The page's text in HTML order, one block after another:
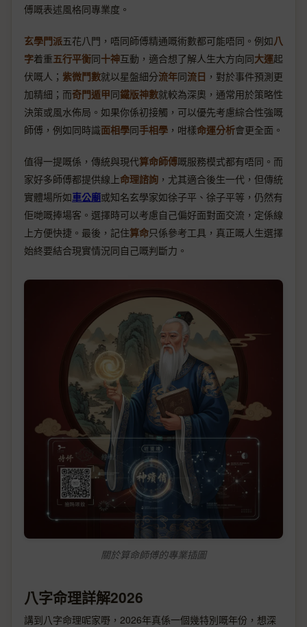
傅嘅表述風格同專業度。
玄學門派五花八門，唔同師傅精通嘅術數都可能唔同。例如八
字着重五行平衡同十神互動，適合想了解人生大方向同大運起
伏嘅人； 紫微鬥數就以星盤細分流年同流日 ，對於事件預測更
加精細；而奇門遁甲同鐵版神數就較為深奧，通常用於策略性
決策或風水佈局。如果你係初接觸，可以優先考慮綜合性強嘅
師傅，例如同時識面相學同手相學 ，咁樣命運分析會更全面。
值得一提嘅係，傳統與現代算命師傅嘅服務模式都有唔同。而
家好多師傅都提供線上命理諮詢 ，尤其適合後生一代，但傳統
實體場所如車公廟或知名玄學家如徐子平、徐子平等，仍然有
佢哋嘅捧場客。選擇時可以考慮自己偏好面對面交流，定係線
上方便快捷。最後，記住算命只係參考工具，真正嘅人生選擇
始終要結合現實情況同自己嘅判斷力。
關於算命師傅的專業插圖
八字命理詳解2026
講到八字命理呢家嘢，2026年真係一個幾特別嘅年份，想深